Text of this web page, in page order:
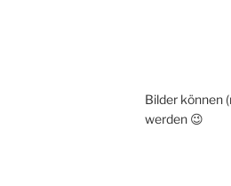
Bilder können
werden 😉